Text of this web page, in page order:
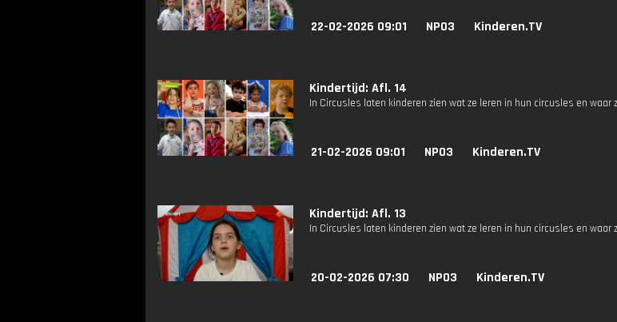
22-02-2026 09:01 NPO3 Kinderen.TV
Kindertijd: Afl. 14
In Circusles laten kinderen zien wat ze leren in hun circusles en waar
21-02-2026 09:01 NPO3 Kinderen.TV
Kindertijd: Afl. 13
In Circusles laten kinderen zien wat ze leren in hun circusles en waar
20-02-2026 07:30 NPO3 Kinderen.TV